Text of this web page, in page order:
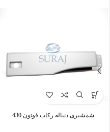
شمشیری دنباله رکاب فوتون 430